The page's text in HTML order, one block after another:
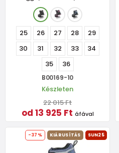
25 26 27 28
29
30
31 32 33
34
35
36
B00169-10
Készleten
22 015 Ft
od 13 925 Ft áfával
-37% KIÁRUSÍTÁS SUN25